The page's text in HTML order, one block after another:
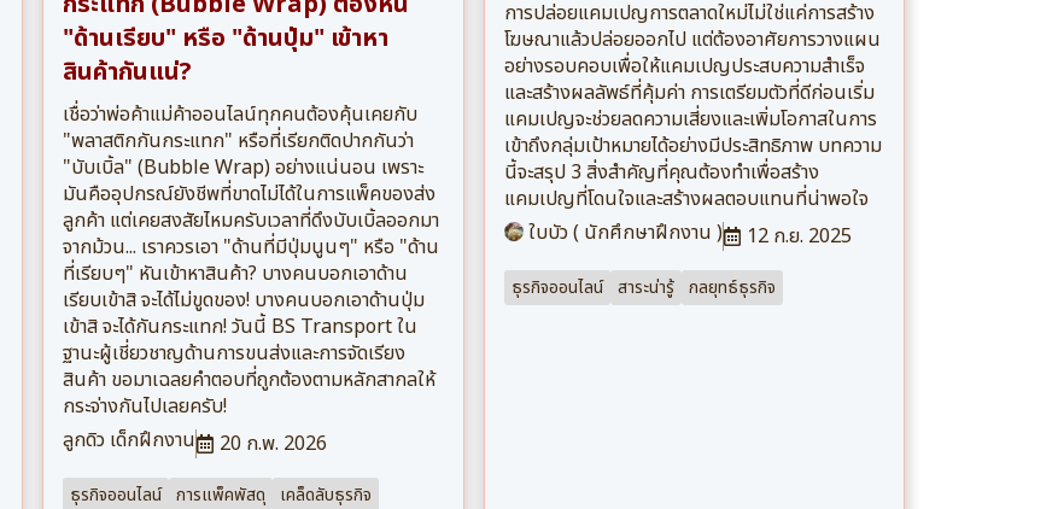
"ด้านเรียบ" หรือ "ด้านปุ่ม" เข้าหา
สินค้ากันแน่?
เชื่อว่าพ่อค้าแม่ค้าออนไลน์ทุกคนต้องคุ้นเคยกับ
"พลาสติกกันกระแทก" หรือที่เรียกติดปากกันว่า
"บับเบิ้ล" (Bubble Wrap) อย่างแน่นอน เพราะ
มันคืออุปกรณ์ยังชีพที่ขาดไม่ได้ในการแพ็คของส่ง
ลูกค้า แต่เคยสงสัยไหมครับเวลาที่ดึงบับเบิ้ลออกมา
จากม้วน... เราควรเอา "ด้านที่มีปุ่มนูนๆ" หรือ "ด้าน
ที่เรียบๆ" หันเข้าหาสินค้า? บางคนบอกเอาด้าน
เรียบเข้าสิ จะได้ไม่ขูดของ! บางคนบอกเอาด้านปุ่ม
เข้าสิ จะได้กันกระแทก! วันนี้ BS Transport ใน
ฐานะผู้เชี่ยวชาญด้านการขนส่งและการจัดเรียง
สินค้า ขอมาเฉลยคำตอบที่ถูกต้องตามหลักสากลให้
กระจ่างกันไปเลยครับ!
ลูกดิว เด็กฝึกงาน
20 ก.พ. 2026
ธุรกิจออนไลน์ การแพ็คพัสดุ เคล็ดลับธุรกิจ
การปล่อยแคมเปญการตลาดใหม่ไม่ใช่แค่การสร้าง
โฆษณาแล้วปล่อยออกไป แต่ต้องอาศัยการวางแผน
อย่างรอบคอบเพื่อให้แคมเปญประสบความสำเร็จ
และสร้างผลลัพธ์ที่คุ้มค่า การเตรียมตัวที่ดีก่อนเริ่ม
แคมเปญจะช่วยลดความเสี่ยงและเพิ่มโอกาสในการ
เข้าถึงกลุ่มเป้าหมายได้อย่างมีประสิทธิภาพ บทความ
นี้จะสรุป 3 สิ่งสำคัญที่คุณต้องทำเพื่อสร้าง
แคมเปญที่โดนใจและสร้างผลตอบแทนที่น่าพอใจ
ใบบัว ( นักศึกษาฝึกงาน )
12 ก.ย. 2025
ธุรกิจออนไลน์ สาระน่ารู้ กลยุทธ์ธุรกิจ